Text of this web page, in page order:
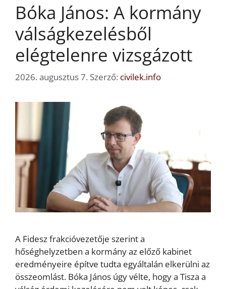
Bóka János: A kormány
válságkezelésből
elégtelenre vizsgázott
2026. augusztus 7. Szerző: civilek.info
A Fidesz frakcióvezetője szerint a
hőséghelyzetben a kormány az előző kabinet
eredményeire építve tudta egyáltalán elkerülni az
összeomlást. Bóka János úgy vélte, hogy a Tisza a